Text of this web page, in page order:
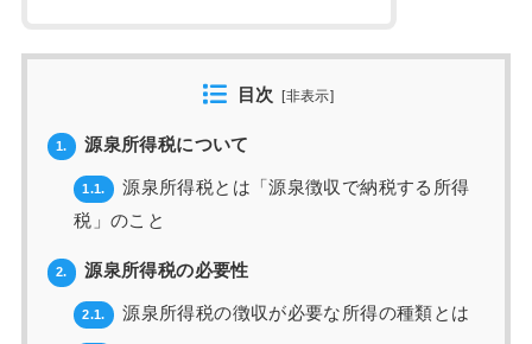
目次 [非表示]
1. 源泉所得税について
1.1.
源泉所得税とは「源泉徴収で納税する所得
税」のこと
2. 源泉所得税の必要性
2.1. 源泉所得税の徴収が必要な所得の種類とは